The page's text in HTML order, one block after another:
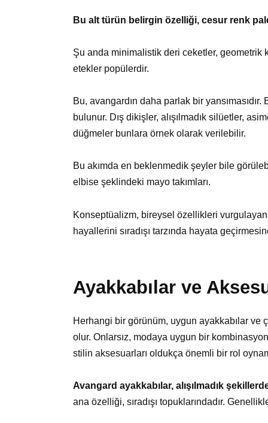
Bu alt türün belirgin özelliği, cesur renk
Şu anda minimalistik deri ceketler, geometrik
etekler popülerdir.
Bu, avangardın daha parlak bir
bulunur. Dış dikişler, alışılmadık silüetler,
düğmeler bunlara örnek olarak verilebilir.
Bu akımda en beklenmedik şeyler bile
elbise şeklindeki mayo takımları.
Konseptüalizm, bireysel özellikleri
hayallerini sıradışı tarzında hayata
Ayakkabılar ve
Herhangi bir görünüm, uygun ayakkabılar ve
olur. Onlarsız, modaya uygun bir
stilin aksesuarları oldukça önemli bir rol
Avangard ayakkabılar, alışılmadık
ana özelliği, sıradışı topuklarındadır.